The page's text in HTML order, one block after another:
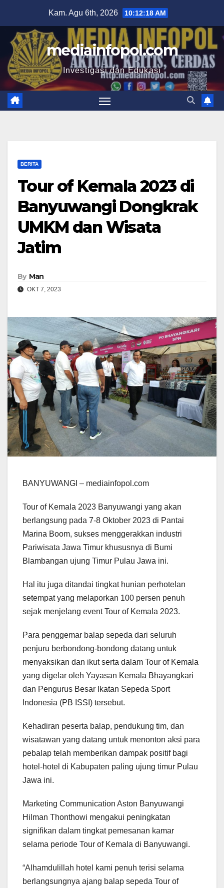
content
Kam. Agu 6th, 2026 10:12:19 AM
mediainfopol.com
Investigasi dan Edukasi
BERITA
Tour of Kemala 2023 di
Banyuwangi Dongkrak
UMKM dan Wisata
Jatim
By Man
OKT 7, 2023
BANYUWANGI – mediainfopol.com
Tour of Kemala 2023 Banyuwangi yang akan
berlangsung pada 7-8 Oktober 2023 di Pantai
Marina Boom, sukses menggerakkan industri
Pariwisata Jawa Timur khususnya di Bumi
Blambangan ujung Timur Pulau Jawa ini.
Hal itu juga ditandai tingkat hunian perhotelan
setempat yang melaporkan 100 persen penuh
sejak menjelang event Tour of Kemala 2023.
Para penggemar balap sepeda dari seluruh
penjuru berbondong-bondong datang untuk
menyaksikan dan ikut serta dalam Tour of Kemala
yang digelar oleh Yayasan Kemala Bhayangkari
dan Pengurus Besar Ikatan Sepeda Sport
Indonesia (PB ISSI) tersebut.
Kehadiran peserta balap, pendukung tim, dan
wisatawan yang datang untuk menonton aksi para
pebalap telah memberikan dampak positif bagi
hotel-hotel di Kabupaten paling ujung timur Pulau
Jawa ini.
Marketing Communication Aston Banyuwangi
Hilman Thonthowi mengakui peningkatan
signifikan dalam tingkat pemesanan kamar
selama periode Tour of Kemala di Banyuwangi.
“Alhamdulillah hotel kami penuh terisi selama
berlangsungnya ajang balap sepeda Tour of